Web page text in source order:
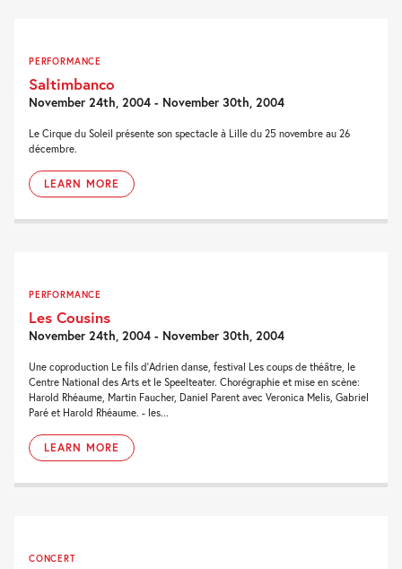
PERFORMANCE
Saltimbanco
November 24th, 2004 - November 30th, 2004
Le Cirque du Soleil présente son spectacle à Lille du 25 novembre au 26
décembre.
LEARN MORE
PERFORMANCE
Les Cousins
November 24th, 2004 - November 30th, 2004
Une coproduction Le fils d'Adrien danse, festival Les coups de théâtre, le
Centre National des Arts et le Speelteater. Chorégraphie et mise en scène:
Harold Rhéaume, Martin Faucher, Daniel Parent avec Veronica Melis, Gabriel
Paré et Harold Rhéaume. - les...
LEARN MORE
CONCERT